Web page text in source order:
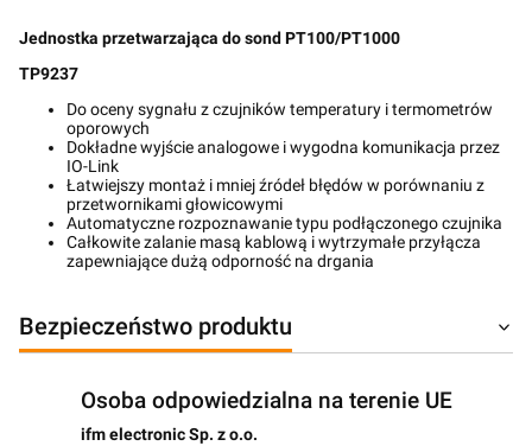
Jednostka przetwarzająca do sond PT100/PT1000
TP9237
Do oceny sygnału z czujników temperatury i termometrów
oporowych
Dokładne wyjście analogowe i wygodna komunikacja przez
IO-Link
Łatwiejszy montaż i mniej źródeł błędów w porównaniu z
przetwornikami głowicowymi
Automatyczne rozpoznawanie typu podłączonego czujnika
Całkowite zalanie masą kablową i wytrzymałe przyłącza
zapewniające dużą odporność na drgania
Bezpieczeństwo produktu
Osoba odpowiedzialna na terenie UE
ifm electronic Sp. z o.o.